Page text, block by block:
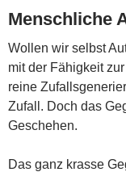
Menschliche
Wollen wir selbst
mit der Fähigkeit
reine
Zufall. Doch das
Geschehen.
Das ganz krasse